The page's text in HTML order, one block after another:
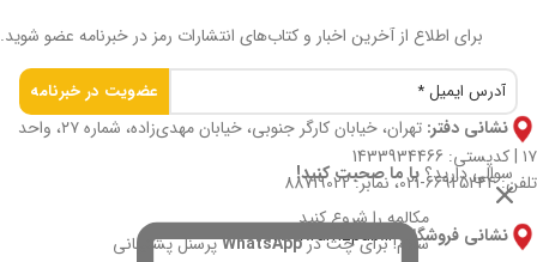
برای اطلاع از آخرین اخبار و کتاب‌های انتشارات رمز در خبرنامه عضو شوید.
نشانی دفتر:
تهران، خیابان کارگر جنوبی، خیابان مهدی‌زاده، شماره ۲۷، واحد
۱۷ | کدپستی: 1433934466
تلفن: 66925244-021، نمابر: 88719022
نشانی فروشگاه:www.ramzpub.ir
سوالی دارید؟ با ما صحبت کنید!
مکالمه را شروع کنید
سلام! برای چت درWhatsAppپرسنل پشتیبانی